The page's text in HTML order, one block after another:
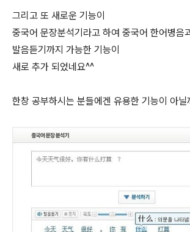
그리고 또 새로운 기능이
중국어 문장분석기라고 하여 중국어 한어병음
발음듣기까지 가능한 기능이
새로 추가 되었네요^^
한창 공부하시는 분들에겐 유용한 기능이 아닐